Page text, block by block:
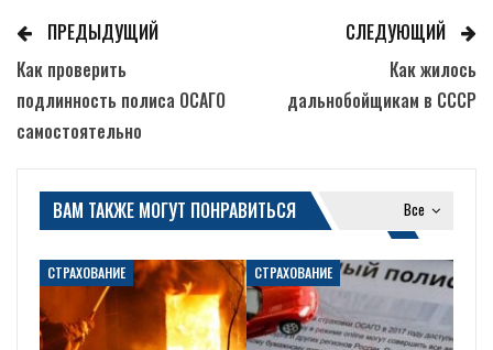
ПРЕДЫДУЩИЙ
Как проверить
подлинность полиса ОСАГО
самостоятельно
СЛЕДУЮЩИЙ
Как жилось
дальнобойщикам в СССР
Все
ВАМ ТАКЖЕ МОГУТ ПОНРАВИТЬСЯ
СТРАХОВАНИЕ СТРАХОВАНИЕ